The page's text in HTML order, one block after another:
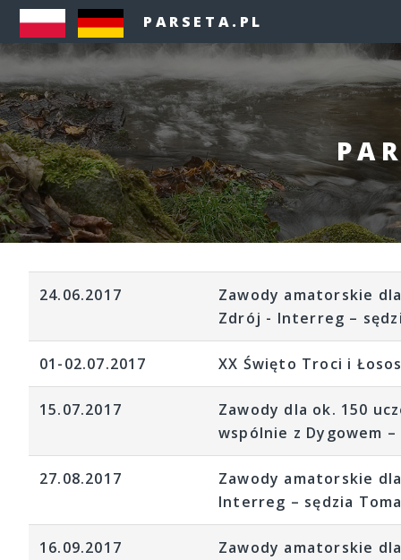
PARSETA.PL
24.06.2017
Zawody amatorskie
Zdrój - Interreg –
01-02.07.2017 XX Święto Troci i
15.07.2017
Zawody dla ok. 150
wspólnie z Dygowem
27.08.2017
Zawody amatorskie
Interreg – sędzia
16.09.2017
Zawody amatorskie